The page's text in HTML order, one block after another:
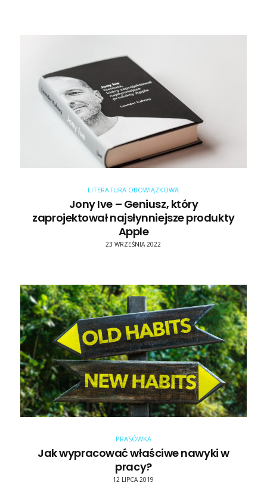
LITERATURA OBOWIĄZKOWA
Jony Ive – Geniusz, który
zaprojektował najsłynniejsze produkty
Apple
23 WRZEŚNIA 2022
PRASÓWKA
Jak wypracować właściwe nawyki w
pracy?
12 LIPCA 2019